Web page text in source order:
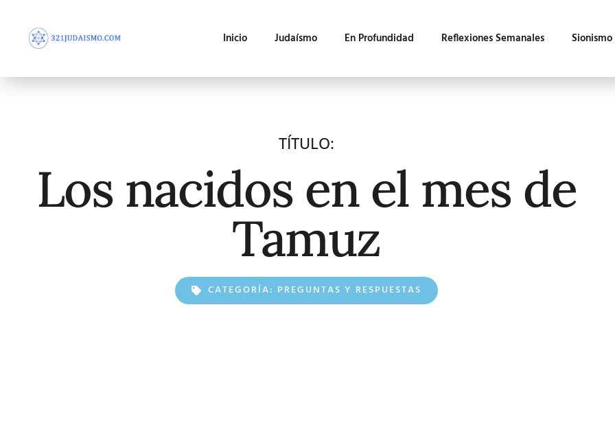
Inicio Judaísmo En Profundidad Reflexiones Semanales Sionismo
TÍTULO:
Los nacidos en el mes de
Tamuz
CATEGORÍA: PREGUNTAS Y RESPUESTAS